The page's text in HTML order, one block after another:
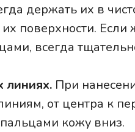
держать их в
поверхности.
всегда
линиях. При
от центра к
кожу вниз.